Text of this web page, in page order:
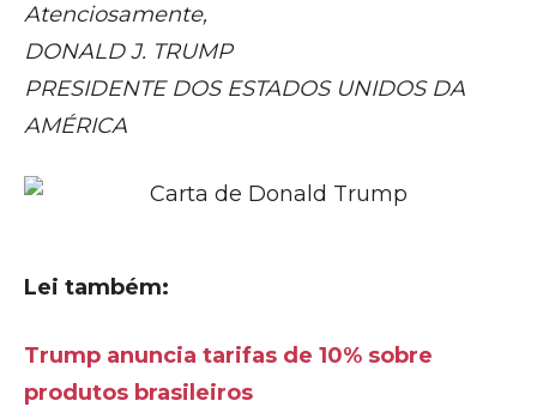
Atenciosamente,
DONALD J. TRUMP
PRESIDENTE DOS ESTADOS UNIDOS DA
AMÉRICA
Lei também:
Trump anuncia tarifas de 10% sobre
produtos brasileiros